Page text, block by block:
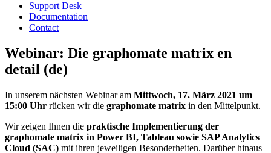
Support Desk
Documentation
Contact
Webinar: Die graphomate matrix en
detail (de)
In unserem nächsten Webinar am Mittwoch, 17. März 2021 um
15:00 Uhr rücken wir die graphomate matrix in den Mittelpunkt.
Wir zeigen Ihnen die praktische Implementierung der
graphomate matrix in Power BI, Tableau sowie SAP Analytics
Cloud (SAC) mit ihren jeweiligen Besonderheiten. Darüber hinaus